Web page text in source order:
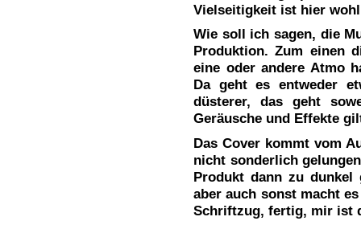
Vielseitigkeit ist hier
Wie soll ich sagen, die
Produktion. Zum einen
eine oder andere Atmo
Da geht es entweder
düsterer, das geht
Geräusche und Effekte
Das Cover kommt vom
nicht sonderlich
Produkt dann zu dunkel
aber auch sonst macht
Schriftzug, fertig, mir ist